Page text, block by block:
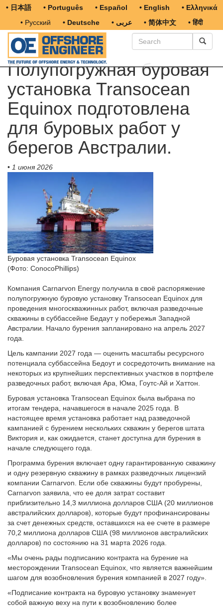
• 日本語 • Português • Español • English
• Ελληνικά
• Русский
• Deutsche • عربى • 简体中文 • हिंदी
Полупогружная буровая
установка Transocean
Equinox подготовлена
для буровых работ у
берегов Австралии.
• 1 июня 2026
Буровая установка Transocean Equinox
(Фото: ConocoPhillips)
Компания Carnarvon Energy получила в своё распоряжение
полупогружную буровую установку Transocean Equinox для
проведения многоскважинных работ, включая разведочные
скважины в суббассейне Бедаут у побережья Западной
Австралии. Начало бурения запланировано на апрель 2027
года.
Цель кампании 2027 года — оценить масштабы ресурсного
потенциала суббассейна Бедоут и сосредоточить внимание на
некоторых из крупнейших перспективных участков в портфеле
разведочных работ, включая Ара, Юма, Гоутс-Ай и Хаттон.
Буровая установка Transocean Equinox была выбрана по
итогам тендера, начавшегося в начале 2025 года. В
настоящее время установка работает над разведочной
кампанией с бурением нескольких скважин у берегов штата
Виктория и, как ожидается, станет доступна для бурения в
начале следующего года.
Программа бурения включает одну гарантированную скважину
и одну резервную скважину в рамках разведочных лицензий
компании Carnarvon. Если обе скважины будут пробурены,
Carnarvon заявила, что ее доля затрат составит
приблизительно 14,3 миллиона долларов США (20 миллионов
австралийских долларов), которые будут профинансированы
за счет денежных средств, оставшихся на ее счете в размере
70,2 миллиона долларов США (98 миллионов австралийских
долларов) по состоянию на 31 марта 2026 года.
«Мы очень рады подписанию контракта на бурение на
месторождении Transocean Equinox, что является важнейшим
шагом для возобновления бурения компанией в 2027 году».
«Подписание контракта на буровую установку знаменует
собой важную веху на пути к возобновлению более